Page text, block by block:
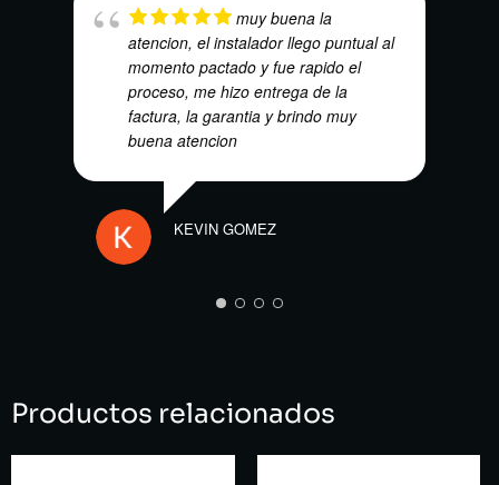
muy buena la
atencion, el instalador llego puntual al
momento pactado y fue rapido el
proceso, me hizo entrega de la
factura, la garantia y brindo muy
buena atencion
KEVIN GOMEZ
Productos relacionados